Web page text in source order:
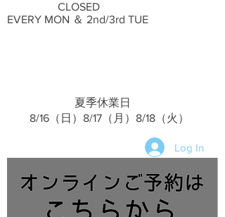
CLOSED
EVERY MON ＆ 2nd/3rd TUE
夏季休業日
​ 8/16（日）8/17（月）8/18（火）
Log In